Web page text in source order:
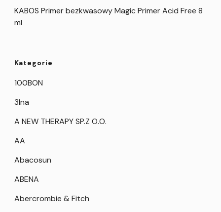
KABOS Primer bezkwasowy Magic Primer Acid Free 8
ml
Kategorie
100BON
3Ina
A NEW THERAPY SP.Z O.O.
AA
Abacosun
ABENA
Abercrombie & Fitch